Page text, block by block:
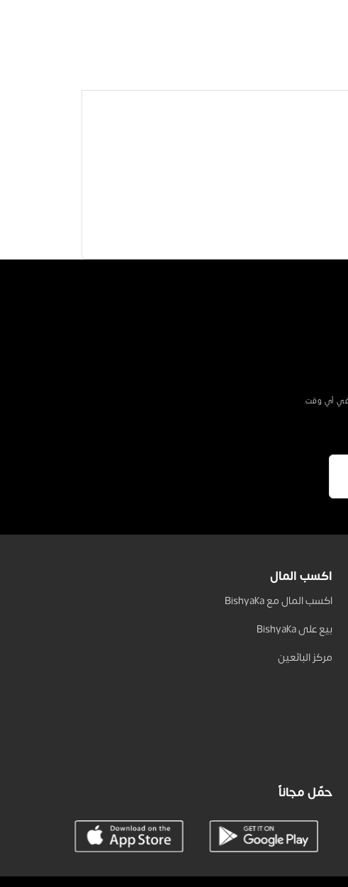
اكسب المال
اكسب المال مع Bishyaka
بيع على Bishyaka
مركز البائعين
حمّل مجاناً